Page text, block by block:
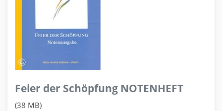
Feier der Schöpfung NOTENHEFT
(38 MB)